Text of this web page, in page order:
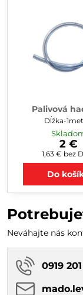
Palivová
Dĺžka-
2 €
1,63 € bez
Do
Neváhajte nás
0919